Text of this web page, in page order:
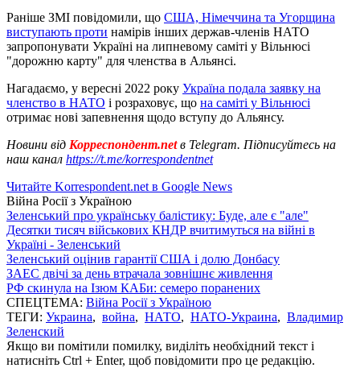
Раніше ЗМІ повідомили, що США, Німеччина та Угорщина
виступають проти намірів інших держав-членів НАТО
запропонувати Україні на липневому саміті у Вільнюсі
"дорожню карту" для членства в Альянсі.
Нагадаємо, у вересні 2022 року Україна подала заявку на
членство в НАТО і розраховує, що на саміті у Вільнюсі
отримає нові запевнення щодо вступу до Альянсу.
Новини від Корреспондент.netв Telegram. Підписуйтесь на
наш канал https://t.me/korrespondentnet
Читайте Korrespondent.net в Google News
Війна Росії з Україною
Зеленський про українську балістику: Буде, але є "але"
Десятки тисяч військових КНДР вчитимуться на війні в
Україні - Зеленський
Зеленський оцінив гарантії США і долю Донбасу
ЗАЕС двічі за день втрачала зовнішнє живлення
РФ скинула на Ізюм КАБи: семеро поранених
СПЕЦТЕМА: Війна Росії з Україною
ТЕГИ: Украина, война, НАТО, НАТО-Украина, Владимир
Зеленский
Якщо ви помітили помилку, виділіть необхідний текст і
натисніть Ctrl + Enter, щоб повідомити про це редакцію.